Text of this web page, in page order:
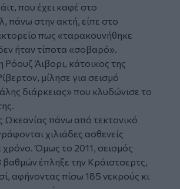
που έχει καφέ στο
πάνω στην ακτή, είπε στο
πως «ταρακουνήθηκε
ήταν τίποτα «σοβαρό».
Ρόουζ Άιβορι, κάτοικος της
μίλησε για σεισμό
διάρκειας» που κλυδώνισε το
Ωκεανίας πάνω από τεκτονικό
χιλιάδες ασθενείς
χρόνο. Όμως το 2011, σεισμός
βαθμών έπληξε την Κράιστσερτς,
αφήνοντας πίσω 185 νεκρούς κι